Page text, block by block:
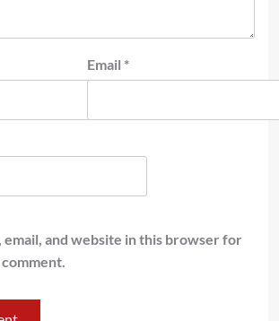
Email *
email, and website in this browser for